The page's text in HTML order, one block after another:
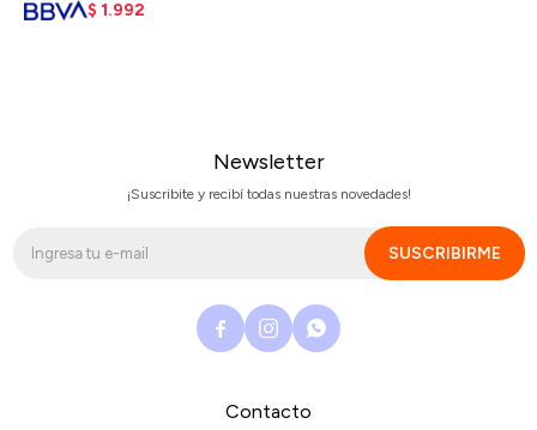
$ 1.992
Contacto
Newsletter
¡Suscribite y recibí todas nuestras novedades!
SUSCRIBIRME
  